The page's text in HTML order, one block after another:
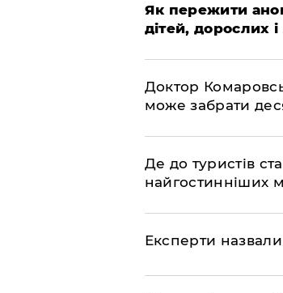
Як пережити
дітей, дорослих
Доктор
може забрати
Де до туристів
найгостинніших
Експерти